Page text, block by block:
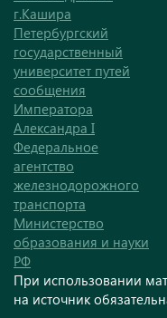
г.Кашира
Петербургский
государственный
университет путей
сообщения
Императора
Александра I
Федеральное
агентство
железнодорожного
транспорта
Министерство
образования и науки
РФ
При использовании
на источник